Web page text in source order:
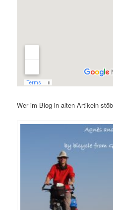
Wer im Blog in alten Artikeln